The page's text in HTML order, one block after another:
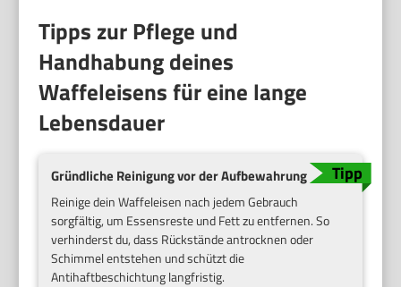
Tipps zur Pflege und
Handhabung deines
Waffeleisens für eine lange
Lebensdauer
Gründliche Reinigung vor der Aufbewahrung
Reinige dein Waffeleisen nach jedem Gebrauch
sorgfältig, um Essensreste und Fett zu entfernen. So
verhinderst du, dass Rückstände antrocknen oder
Schimmel entstehen und schützt die
Antihaftbeschichtung langfristig.